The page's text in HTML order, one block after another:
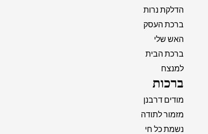
הדלקת נרות
ברכת העסק
האש שלי
ברכת הבית
למנצח
ברכות
מודים דרבנן
מזמור לתודה
נשמת כל חי